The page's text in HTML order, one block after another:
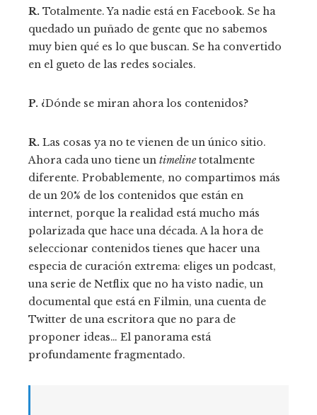
R. Totalmente. Ya nadie está en Facebook. Se ha
quedado un puñado de gente que no sabemos
muy bien qué es lo que buscan. Se ha convertido
en el gueto de las redes sociales.
P. ¿Dónde se miran ahora los contenidos?
R. Las cosas ya no te vienen de un único sitio.
Ahora cada uno tiene un timelinetotalmente
diferente. Probablemente, no compartimos más
de un 20% de los contenidos que están en
internet, porque la realidad está mucho más
polarizada que hace una década. A la hora de
seleccionar contenidos tienes que hacer una
especia de curación extrema: eliges un podcast,
una serie de Netflix que no ha visto nadie, un
documental que está en Filmin, una cuenta de
Twitter de una escritora que no para de
proponer ideas… El panorama está
profundamente fragmentado.